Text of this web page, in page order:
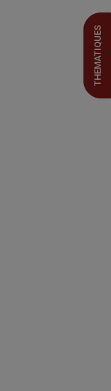
THEMATIQUES